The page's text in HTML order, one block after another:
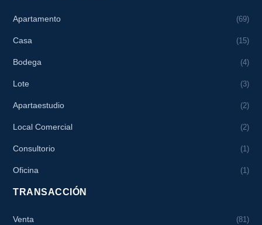
Apartamento (69)
Casa (15)
Bodega (4)
Lote (3)
Apartaestudio (2)
Local Comercial (2)
Consultorio (1)
Oficina (1)
TRANSACCIÓN
Venta (81)